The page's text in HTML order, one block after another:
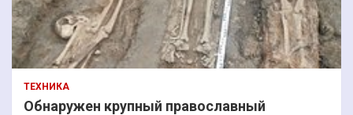
ТЕХНИКА
Обнаружен крупный православный